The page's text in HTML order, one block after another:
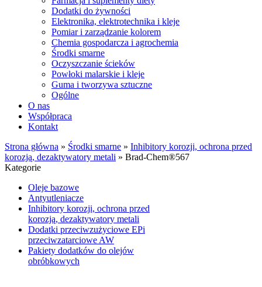
Dodatki do żywności
Elektronika, elektrotechnika i kleje
Pomiar i zarządzanie kolorem
Chemia gospodarcza i agrochemia
Środki smarne
Oczyszczanie ścieków
Powłoki malarskie i kleje
Guma i tworzywa sztuczne
Ogólne
O nas
Współpraca
Kontakt
Strona główna » Środki smarne » Inhibitory korozji, ochrona przed
korozją, dezaktywatory metali » Brad-Chem®567
Kategorie
Oleje bazowe
Antyutleniacze
Inhibitory korozji, ochrona przed
korozją, dezaktywatory metali
Dodatki przeciwzużyciowe EPi
przeciwzatarciowe AW
Pakiety dodatków do olejów
obróbkowych